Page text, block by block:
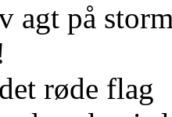
agt på
røde flag